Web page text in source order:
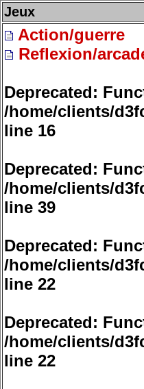
Jeux
Action/guerre
Reflexion/
Deprecated:
/home/clients/
line 16
Deprecated:
/home/clients/
line 39
Deprecated:
/home/clients/
line 22
Deprecated:
/home/clients/
line 22